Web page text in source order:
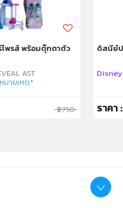
ไพรส์ พร้อมตุ๊กตาตัว
AST
มายเหตุ*
฿750
ดิสนีย์ป
ราคา